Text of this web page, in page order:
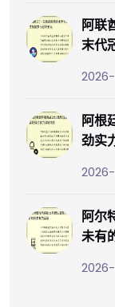
阿联
末代
阿根
劲实
阿尔
未有
2026-